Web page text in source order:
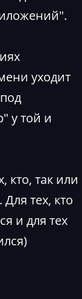
уходит
у той и
кто, так или
тех, кто
и для тех